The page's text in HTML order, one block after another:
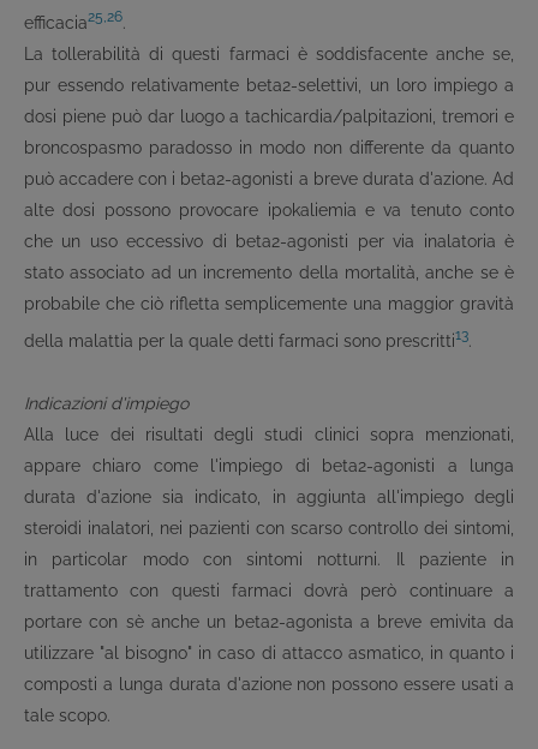
efficacia25,26.
La tollerabilità di questi farmaci è soddisfacente anche se,
pur essendo relativamente beta2-selettivi, un loro impiego a
dosi piene può dar luogo a tachicardia/palpitazioni, tremori e
broncospasmo paradosso in modo non differente da quanto
può accadere con i beta2-agonisti a breve durata d'azione. Ad
alte dosi possono provocare ipokaliemia e va tenuto conto
che un uso eccessivo di beta2-agonisti per via inalatoria è
stato associato ad un incremento della mortalità, anche se è
probabile che ciò rifletta semplicemente una maggior gravità
della malattia per la quale detti farmaci sono prescritti13.
Indicazioni d'impiego
Alla luce dei risultati degli studi clinici sopra menzionati,
appare chiaro come l'impiego di beta2-agonisti a lunga
durata d'azione sia indicato, in aggiunta all'impiego degli
steroidi inalatori, nei pazienti con scarso controllo dei sintomi,
in particolar modo con sintomi notturni. Il paziente in
trattamento con questi farmaci dovrà però continuare a
portare con sè anche un beta2-agonista a breve emivita da
utilizzare "al bisogno" in caso di attacco asmatico, in quanto i
composti a lunga durata d'azione non possono essere usati a
tale scopo.